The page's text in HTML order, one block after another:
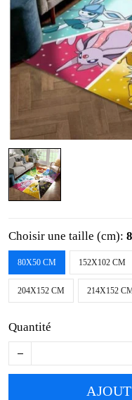
Choisir une taille (cm):
80X50 CM 152X102 CM
204X152 CM 214X152
Quantité